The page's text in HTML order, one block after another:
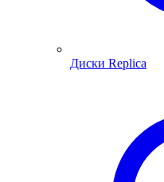
Диски Replica